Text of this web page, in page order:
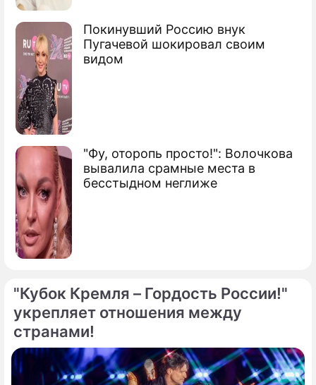
Покинувший Россию внук
Пугачевой шокировал своим
видом
"Фу, оторопь просто!": Волочкова
вывалила срамные места в
бесстыдном неглиже
"Кубок Кремля – Гордость России!"
укрепляет отношения между
странами!